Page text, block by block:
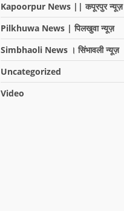
Kapoorpur News || कपूरपुर न्यूज़
Pilkhuwa News | पिलखुवा न्यूज़
Simbhaoli News । सिंभावली न्यूज़
Uncategorized
Video